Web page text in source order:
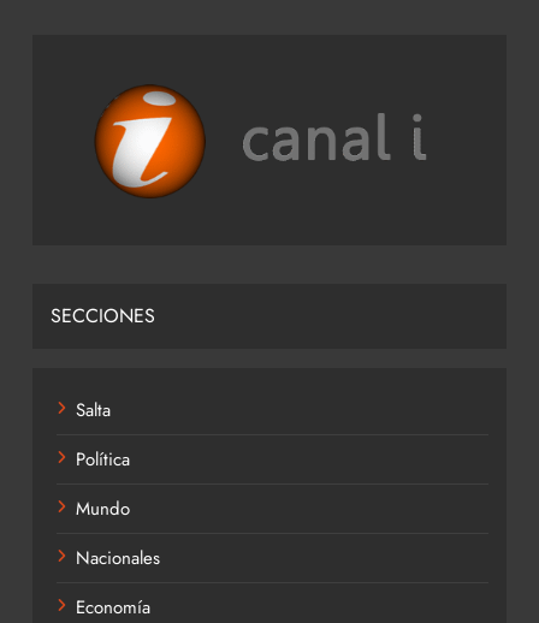
SECCIONES
Salta
Política
Mundo
Nacionales
Economía